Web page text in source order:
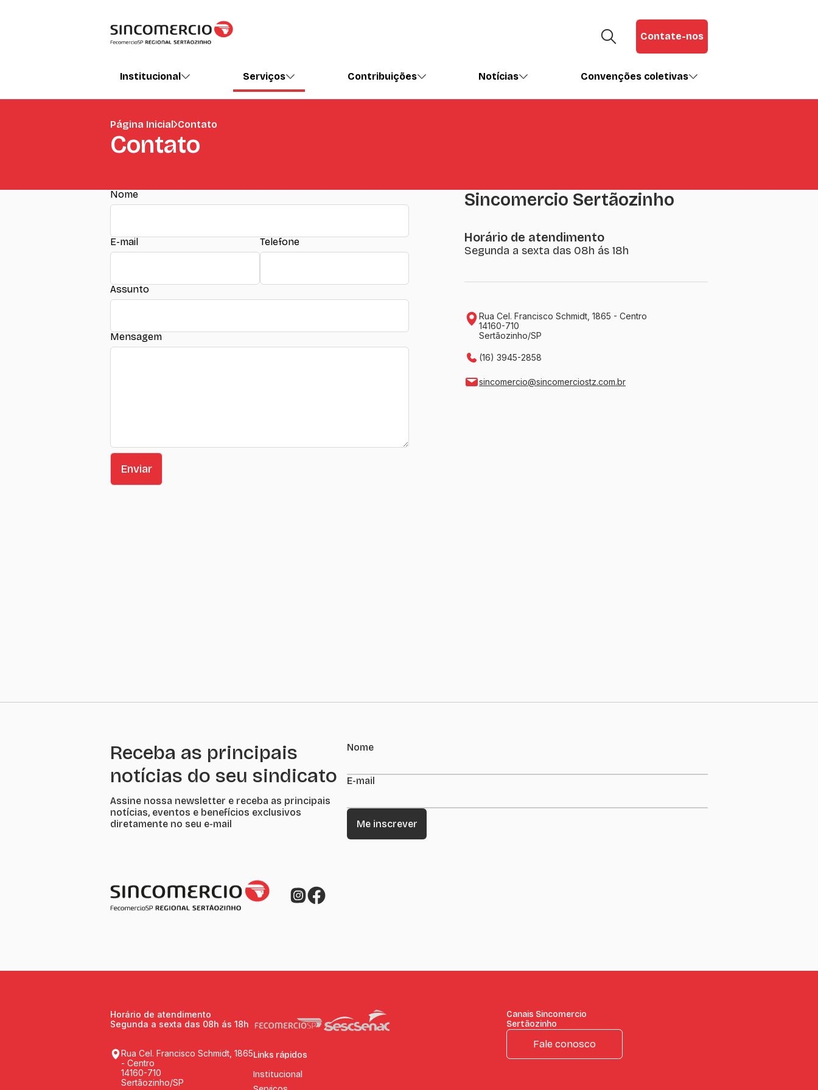
Contate-nos
Institucional Serviços Contribuições Notícias Convenções coletivas
Página Inicial Contato
Contato
Nome
E-mail Telefone
Assunto
Mensagem
Sincomercio Sertãozinho
Horário de atendimento
Segunda a sexta das 08h ás 18h
Rua Cel. Francisco Schmidt, 1865 - Centro
14160-710
Sertãozinho/SP
(16) 3945-2858
sincomercio@sincomerciostz.com.br
Receba as principais
notícias do seu sindicato
Assine nossa newsletter e receba as principais
notícias, eventos e benefícios exclusivos
diretamente no seu e-mail
Nome
E-mail
Horário de atendimento
Segunda a sexta das 08h ás 18h
Rua Cel. Francisco Schmidt, 1865
- Centro
14160-710
Sertãozinho/SP
Links rápidos
Institucional
Canais Sincomercio
Sertãozinho
Fale conosco